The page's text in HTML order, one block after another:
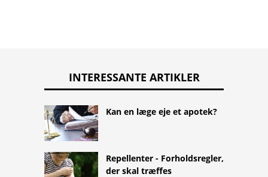
INTERESSANTE ARTIKLER
Kan en læge eje et apotek?
Repellenter - Forholdsregler,
der skal træffes